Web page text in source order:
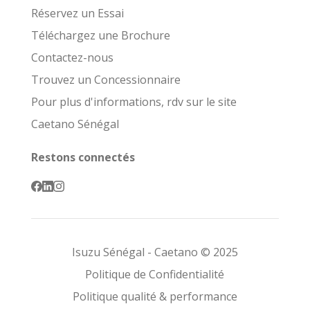
Réservez un Essai
Téléchargez une Brochure
Contactez-nous
Trouvez un Concessionnaire
Pour plus d'informations, rdv sur le site
Caetano Sénégal
Restons connectés
Isuzu Sénégal - Caetano © 2025
Politique de Confidentialité
Politique qualité & performance